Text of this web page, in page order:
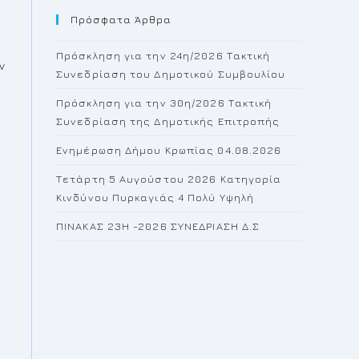
Πρόσφατα Άρθρα
Πρόσκληση για την 24η/2026 Τακτική
Συνεδρίαση του Δημοτικού Συμβουλίου
Πρόσκληση για την 30η/2026 Τακτική
Συνεδρίαση της Δημοτικής Επιτροπής
Ενημέρωση Δήμου Κρωπίας 04.08.2026
Τετάρτη 5 Αυγούστου 2026 Κατηγορία
Κινδύνου Πυρκαγιάς 4 Πολύ Υψηλή
ΠΙΝΑΚΑΣ 23H -2026 ΣΥΝΕΔΡΙΑΣΗ Δ.Σ